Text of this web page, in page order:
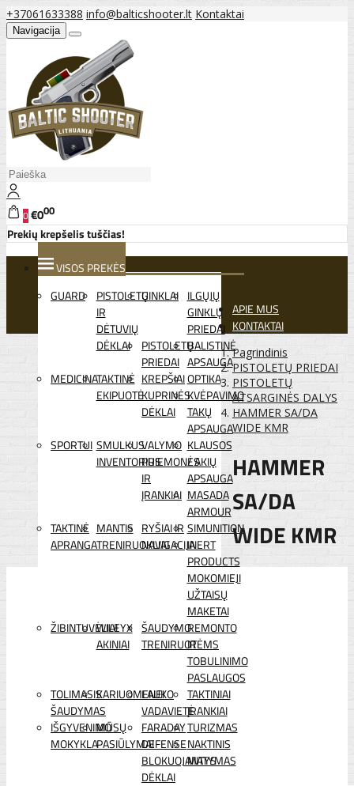
+37061633388 info@balticshooter.lt Kontaktai
Navigacija
0€000
Prekių krepšelis tuščias!
VISOS PREKĖS
GUARD
PISTOLETŲ
IR
DĖTUVIŲ
DĖKLAI
GINKLAI ILGŲJŲ
GINKLŲ
PRIEDAI
PISTOLETŲ
PRIEDAI
BALISTINĖ
APSAUGA
MEDICINATAKTINĖ
EKIPUOTĖ
KREPŠIAI
KUPRINĖS
DĖKLAI
OPTIKA
KVĖPAVIMO
TAKŲ
APSAUGA
SPORTUI SMULKUS
INVENTORIUS
VALYMO
PRIEMONĖS
IR
ĮRANKIAI
KLAUSOS
/ AKIŲ
APSAUGA
MASADA
ARMOUR
TAKTINĖ
APRANGA
MANTIS
TRENIRUOKLIAI
RYŠIAI IR
NAVIGACIJA
SIMUNITION
INERT
PRODUCTS
MOKOMIEJI
UŽTAISŲ
MAKETAI
ŽIBINTUVĖLIAI
WILEYX
AKINIAI
ŠAUDYMO
TRENIRUOTĖMS
REMONTO
IR
TOBULINIMO
PASLAUGOS
TOLIMASIS
ŠAUDYMAS
KARIUOMENEI
LAUKO
VADAVIETĖ
TAKTINIAI
ĮRANKIAI
IŠGYVENIMO
MOKYKLA
MŪSŲ
PASIŪLYMAI
FARADAY
DEFENSE
BLOKUOJANTYS
DĖKLAI
TURIZMAS
NAKTINIS
MATYMAS
APIE MUS
KONTAKTAI
Pagrindinis
PISTOLETŲ PRIEDAI
PISTOLETŲ
ATSARGINĖS DALYS
HAMMER SA/DA
WIDE KMR
HAMMER
SA/DA
WIDE KMR